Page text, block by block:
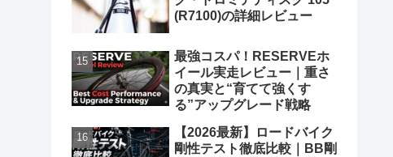
(R7100)の詳細レビュー
最強コスパ！RESERVEホ
イール実走レビュー｜重さ
の真実と“育てて強くす
る”アップグレード戦略
【2026最新】ロードバイク
剛性テスト徹底比較｜BB剛